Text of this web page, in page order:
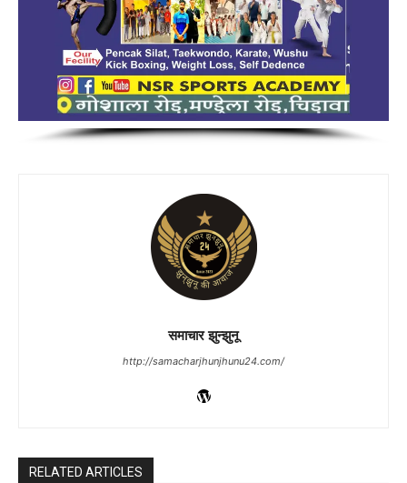
समाचार झुन्झुनू
http://samacharjhunjhunu24.com/
RELATED ARTICLES